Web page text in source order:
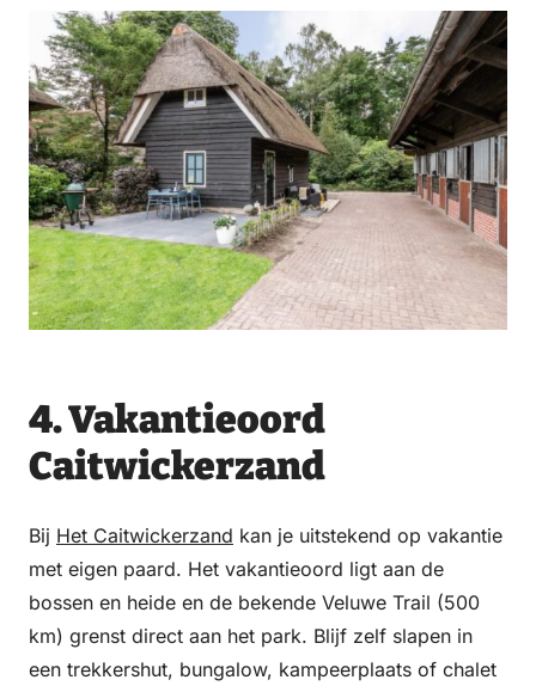
4. Vakantieoord
Caitwickerzand
Bij Het Caitwickerzand kan je uitstekend op vakantie
met eigen paard. Het vakantieoord ligt aan de
bossen en heide en de bekende Veluwe Trail (500
km) grenst direct aan het park. Blijf zelf slapen in
een trekkershut, bungalow, kampeerplaats of chalet